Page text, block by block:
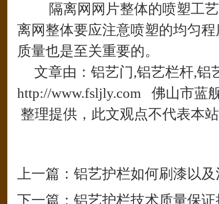
隔离网网片整体的喷塑工艺
离网整体要应注意喷塑的均匀
质量也是至关重要的。
文章由：铝艺门,铝艺栏杆,铝
http://www.fsljly.com 佛山市蓝
整理提供，此文观点不代表本
上一篇： 铝艺护栏如何刷漆以
下一篇： 铝艺护栏技术质量保证